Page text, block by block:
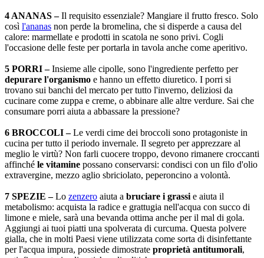
4 ANANAS –Il requisito essenziale? Mangiare il frutto fresco. Solo
così l'ananas non perde la bromelina, che si disperde a causa del
calore: marmellate e prodotti in scatola ne sono privi. Cogli
l'occasione delle feste per portarla in tavola anche come aperitivo.
5 PORRI –Insieme alle cipolle, sono l'ingrediente perfetto per
depurare l'organismo e hanno un effetto diuretico. I porri si
trovano sui banchi del mercato per tutto l'inverno, deliziosi da
cucinare come zuppa e creme, o abbinare alle altre verdure. Sai che
consumare porri aiuta a abbassare la pressione?
6 BROCCOLI –Le verdi cime dei broccoli sono protagoniste in
cucina per tutto il periodo invernale. Il segreto per apprezzare al
meglio le virtù? Non farli cuocere troppo, devono rimanere croccanti
affinché le vitamine possano conservarsi: condisci con un filo d'olio
extravergine, mezzo aglio sbriciolato, peperoncino a volontà.
7 SPEZIE –Lo zenzero aiuta a bruciare i grassi e aiuta il
metabolismo: acquista la radice e grattugia nell'acqua con succo di
limone e miele, sarà una bevanda ottima anche per il mal di gola.
Aggiungi ai tuoi piatti una spolverata di curcuma. Questa polvere
gialla, che in molti Paesi viene utilizzata come sorta di disinfettante
per l'acqua impura, possiede dimostrate proprietà antitumorali,